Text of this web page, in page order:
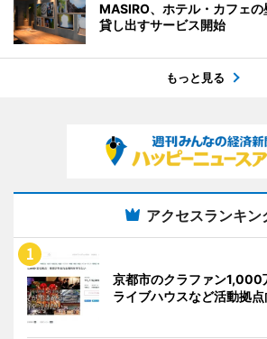
MASIRO、ホテル・カフェ
貸し出すサービス開始
もっと見る
アクセスランキン
京都市のクラファン
ライブハウスなど活動拠